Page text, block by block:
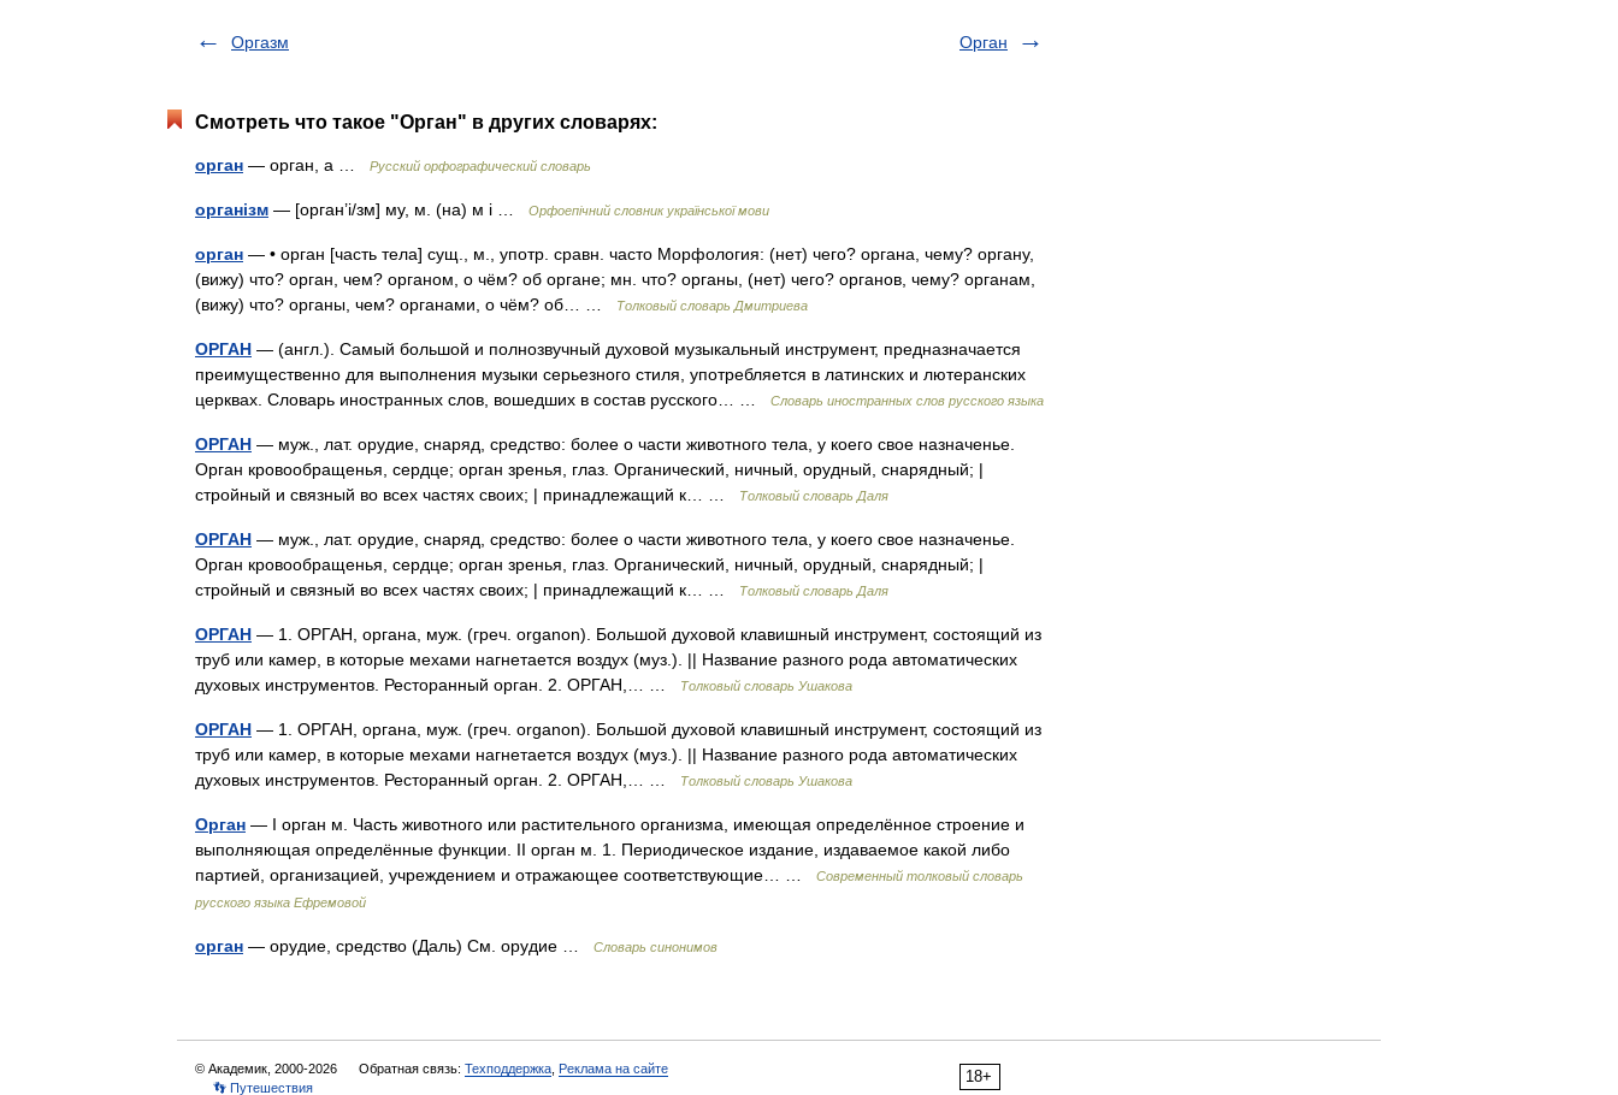
Оргазм Орган
Смотреть что такое "Орган" в других словарях:
орган — орган, а … Русский орфографический словарь
організм — [орган’і/зм] му, м. (на) м і … Орфоепічний словник української мови
орган — • орган [часть тела] сущ., м., употр. сравн. часто Морфология: (нет) чего? органа, чему? органу,
(вижу) что? орган, чем? органом, о чём? об органе; мн. что? органы, (нет) чего? органов, чему? органам,
(вижу) что? органы, чем? органами, о чём? об… …
Толковый словарь Дмитриева
ОРГАН — (англ.). Самый большой и полнозвучный духовой музыкальный инструмент, предназначается
преимущественно для выполнения музыки серьезного стиля, употребляется в латинских и лютеранских
церквах. Словарь иностранных слов, вошедших в состав русского… …
Словарь иностранных слов русского языка
ОРГАН — муж., лат. орудие, снаряд, средство: более о части животного тела, у коего свое назначенье.
Орган кровообращенья, сердце; орган зренья, глаз. Органический, ничный, орудный, снарядный; |
стройный и связный во всех частях своих; | принадлежащий к… …
Толковый словарь Даля
ОРГАН — муж., лат. орудие, снаряд, средство: более о части животного тела, у коего свое назначенье.
Орган кровообращенья, сердце; орган зренья, глаз. Органический, ничный, орудный, снарядный; |
стройный и связный во всех частях своих; | принадлежащий к… …
Толковый словарь Даля
ОРГАН — 1. ОРГАН, органа, муж. (греч. organon). Большой духовой клавишный инструмент, состоящий из
труб или камер, в которые мехами нагнетается воздух (муз.). || Название разного рода автоматических
духовых инструментов. Ресторанный орган. 2. ОРГАН,… …
Толковый словарь Ушакова
ОРГАН — 1. ОРГАН, органа, муж. (греч. organon). Большой духовой клавишный инструмент, состоящий из
труб или камер, в которые мехами нагнетается воздух (муз.). || Название разного рода автоматических
духовых инструментов. Ресторанный орган. 2. ОРГАН,… …
Толковый словарь Ушакова
Орган — I орган м. Часть животного или растительного организма, имеющая определённое строение и
выполняющая определённые функции. II орган м. 1. Периодическое издание, издаваемое какой либо
партией, организацией, учреждением и отражающее соответствующие… …
Современный толковый словарь
русского языка Ефремовой
орган — орудие, средство (Даль) См. орудие … Словарь синонимов
18+
© Академик, 2000-2026 Обратная связь: Техподдержка Реклама на сайте
👣 Путешествия